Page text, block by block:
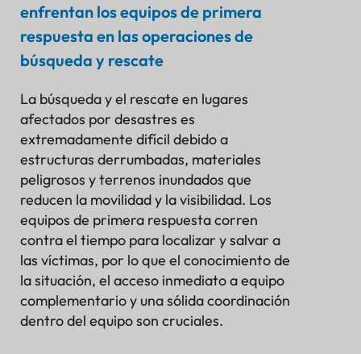
Introducción:
Antecedentes sobre los desafíos que enfrentan los
equipos de primera respuesta en las operaciones
de búsqueda y rescate
Descripción general de las capacidades de los
enfrentan los equipos de primera
respuesta en las operaciones de
búsqueda y rescate
La búsqueda y el rescate en lugares
afectados por desastres es
extremadamente difícil debido a
estructuras derrumbadas, materiales
peligrosos y terrenos inundados que
reducen la movilidad y la visibilidad. Los
equipos de primera respuesta corren
contra el tiempo para localizar y salvar a
las víctimas, por lo que el conocimiento de
la situación, el acceso inmediato a equipo
complementario y una sólida coordinación
dentro del equipo son cruciales.